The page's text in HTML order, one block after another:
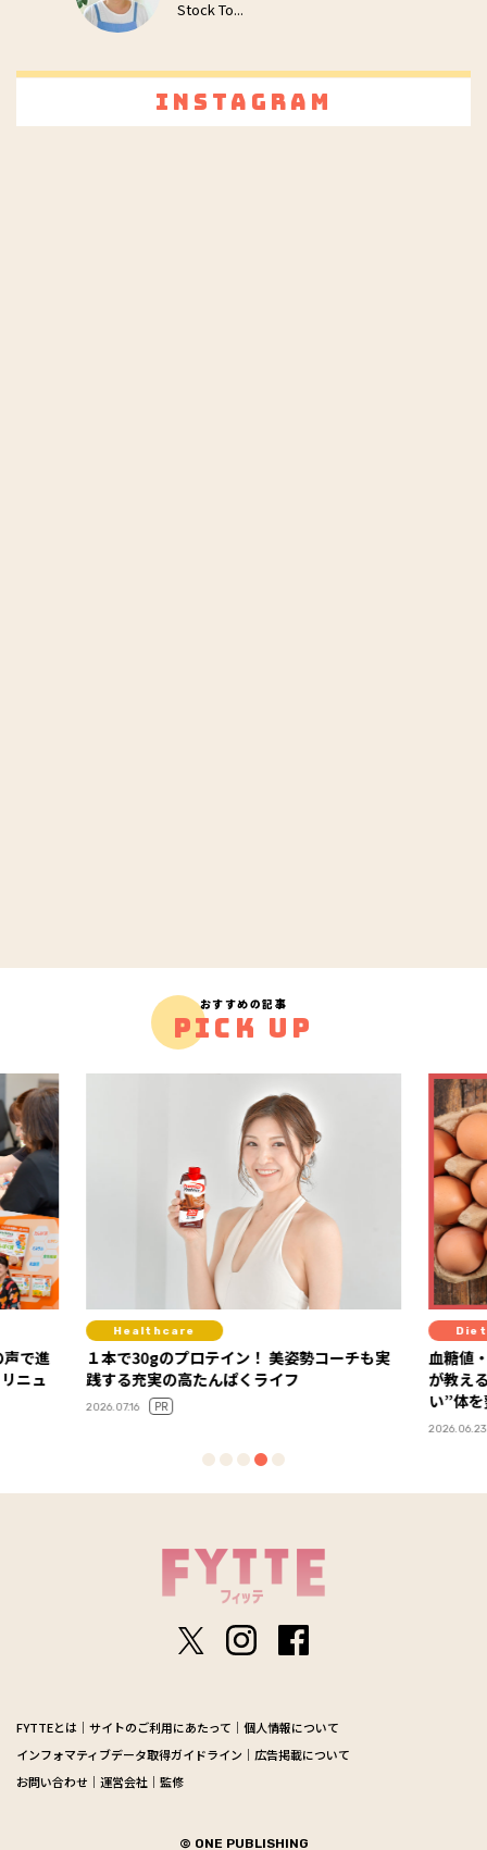
Stock To...
Instagram
おすすめの記事
PICK UP
声で進
ニュ
Healthcare
１本で30gのプロテイン！ 美姿勢コーチも実
践する充実の高たんぱくライフ
2026.07.16 PR
Diet
血糖値
が教え
い”体
2026.06.23
FYTTEとは サイトのご利用にあたって
個人情報について
インフォマティブデータ取得ガイドライン
広告掲載について
お問い合わせ
運営会社 監修
© ONE PUBLISHING